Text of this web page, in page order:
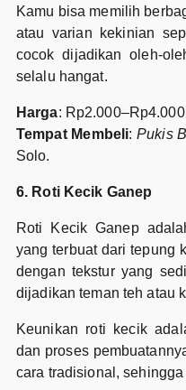
Kamu bisa memilih
atau varian kekinian
cocok dijadikan oleh-
selalu hangat.
Harga:
Tempat Membeli:Pukis
Solo.
6. Roti Kecik Ganep
Roti Kecik Ganep
yang terbuat dari tepung
dengan tekstur yang
dijadikan teman teh atau
Keunikan roti kecik
dan proses
cara tradisional,